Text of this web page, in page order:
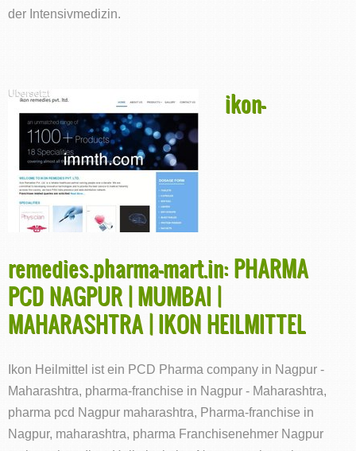
der Intensivmedizin.
ikon-
remedies.pharma-mart.in: PHARMA
PCD NAGPUR | MUMBAI |
MAHARASHTRA | IKON HEILMITTEL
Ikon Heilmittel ist ein PCD Pharma company in Nagpur -
Maharashtra, pharma-franchise in Nagpur - Maharashtra,
pharma pcd Nagpur maharashtra, Pharma-franchise in
Nagpur, maharashtra, pharma Franchisenehmer Nagpur